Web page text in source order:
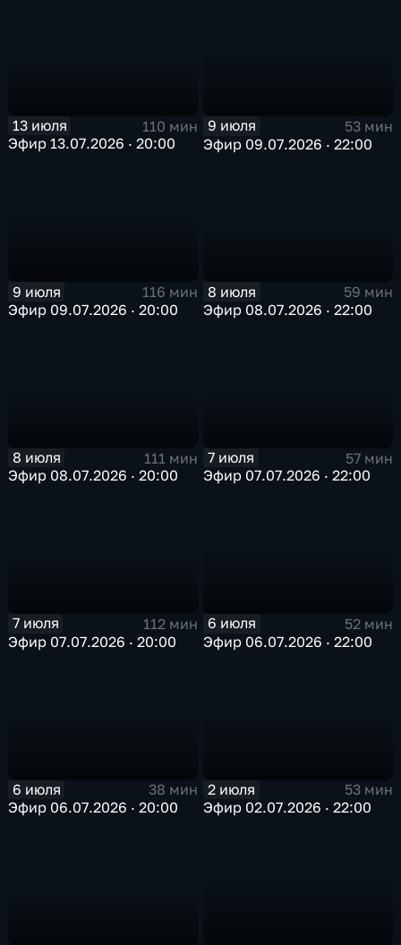
13 июля
110 мин
Эфир 13.07.2026 · 20:00
9 июля
53 мин
Эфир 09.07.2026 · 22:00
9 июля
116 мин
Эфир 09.07.2026 · 20:00
8 июля
59 мин
Эфир 08.07.2026 · 22:00
8 июля
111 мин
Эфир 08.07.2026 · 20:00
7 июля
57 мин
Эфир 07.07.2026 · 22:00
7 июля
112 мин
Эфир 07.07.2026 · 20:00
6 июля
52 мин
Эфир 06.07.2026 · 22:00
6 июля
38 мин
Эфир 06.07.2026 · 20:00
2 июля
53 мин
Эфир 02.07.2026 · 22:00